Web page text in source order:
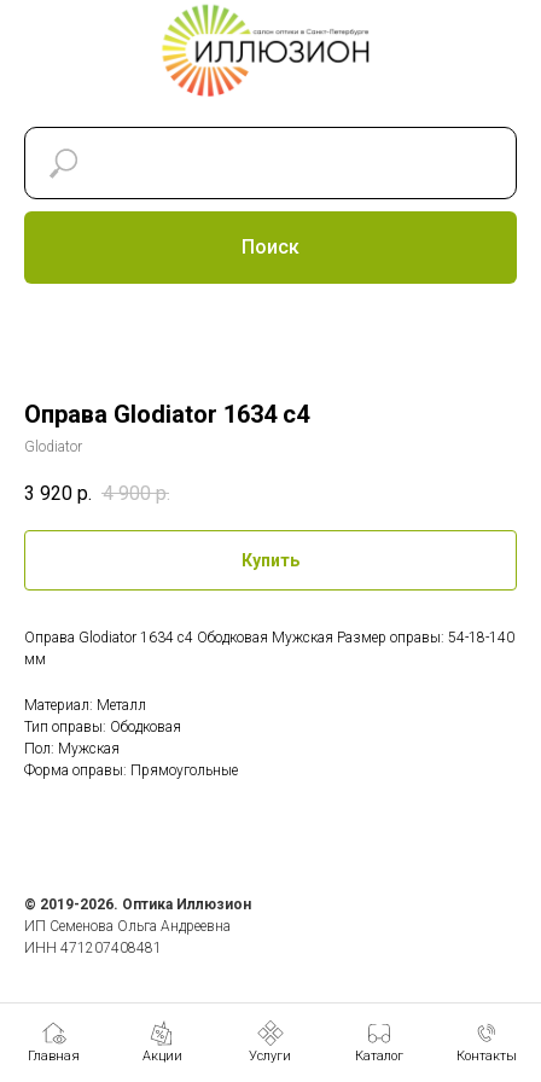
Поиск
Главная Акции Услуги Каталог Контакты
Оправа Glodiator 1634 c4
Glodiator
3 920 р. 4 900 р.
Купить
Оправа Glodiator 1634 c4 Ободковая Мужская Размер оправы: 54-18-140
мм
Материал: Металл
Тип оправы: Ободковая
Пол: Мужская
Форма оправы: Прямоугольные
© 2019-2026. Оптика Иллюзион
ИП Семенова Ольга Андреевна
ИНН 471207408481